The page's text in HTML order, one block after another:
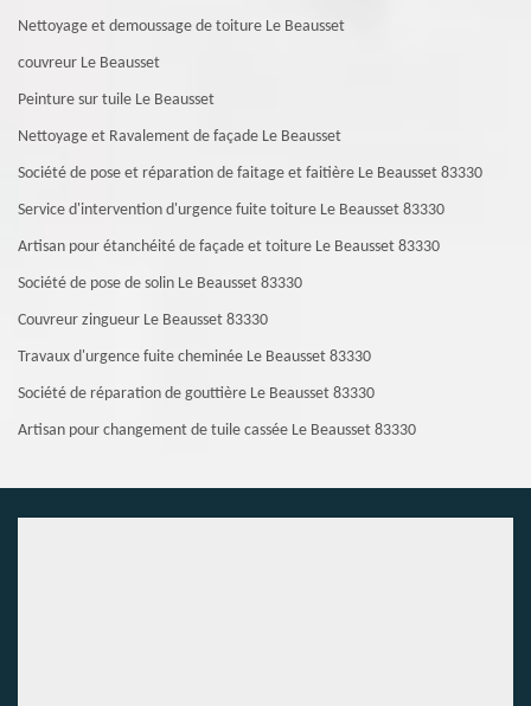
Nettoyage et demoussage de toiture Le Beausset
couvreur Le Beausset
Peinture sur tuile Le Beausset
Nettoyage et Ravalement de façade Le Beausset
Société de pose et réparation de faitage et faitière Le Beausset 83330
Service d'intervention d'urgence fuite toiture Le Beausset 83330
Artisan pour étanchéité de façade et toiture Le Beausset 83330
Société de pose de solin Le Beausset 83330
Couvreur zingueur Le Beausset 83330
Travaux d'urgence fuite cheminée Le Beausset 83330
Société de réparation de gouttière Le Beausset 83330
Artisan pour changement de tuile cassée Le Beausset 83330